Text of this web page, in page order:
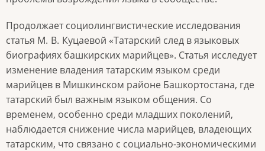
Продолжает социолингвистические исследования
статья М. В. Куцаевой «Татарский след в языковых
биографиях башкирских марийцев». Статья исследует
изменение владения татарским языком среди
марийцев в Мишкинском районе Башкортостана, где
татарский был важным языком общения. Со
временем, особенно среди младших поколений,
наблюдается снижение числа марийцев, владеющих
татарским, что связано с социально-экономическими